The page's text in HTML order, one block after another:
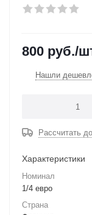
800 руб./
Нашли
Рассчитать
Характеристики
Номинал
1/4 евро
Страна